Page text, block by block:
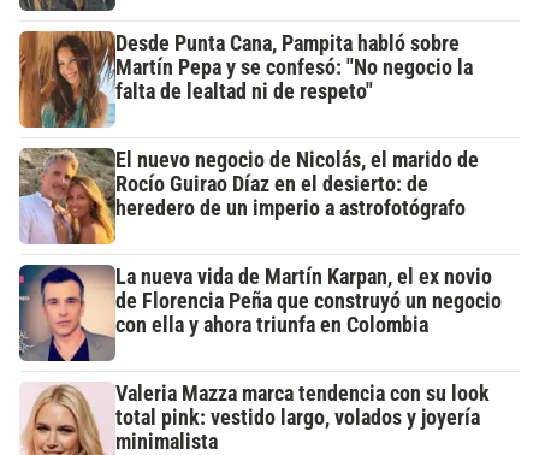
Desde Punta Cana, Pampita habló sobre
Martín Pepa y se confesó: "No negocio la
falta de lealtad ni de respeto"
El nuevo negocio de Nicolás, el marido de
Rocío Guirao Díaz en el desierto: de
heredero de un imperio a astrofotógrafo
La nueva vida de Martín Karpan, el ex novio
de Florencia Peña que construyó un negocio
con ella y ahora triunfa en Colombia
Valeria Mazza marca tendencia con su look
total pink: vestido largo, volados y joyería
minimalista